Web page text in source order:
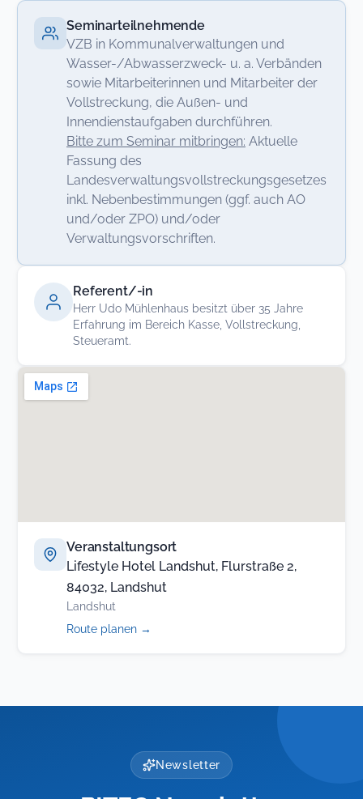
Seminarteilnehmende
VZB in Kommunalverwaltungen und
Wasser-/Abwasserzweck- u. a. Verbänden
sowie Mitarbeiterinnen und Mitarbeiter der
Vollstreckung, die Außen- und
Innendienstaufgaben durchführen.
Bitte zum Seminar mitbringen: Aktuelle
Fassung des
Landesverwaltungsvollstreckungsgesetzes
inkl. Nebenbestimmungen (ggf. auch AO
und/oder ZPO) und/oder
Verwaltungsvorschriften.
Referent/-in
Herr Udo Mühlenhaus besitzt über 35 Jahre
Erfahrung im Bereich Kasse, Vollstreckung,
Steueramt.
Veranstaltungsort
Lifestyle Hotel Landshut, Flurstraße 2,
84032, Landshut
Landshut
Route planen →
Newsletter